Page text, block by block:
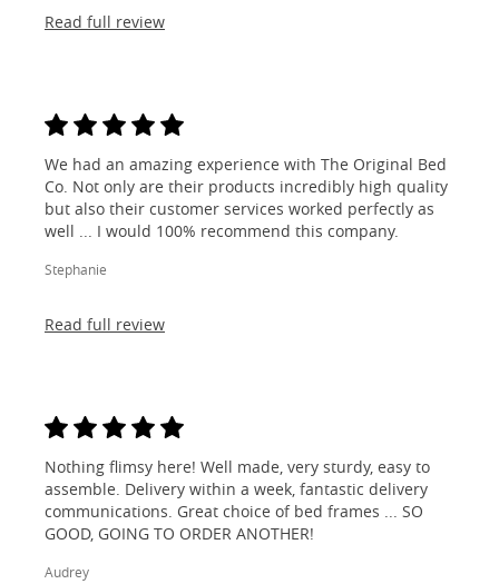
Read full review
We had an amazing experience with The Original Bed
Co. Not only are their products incredibly high quality
but also their customer services worked perfectly as
well ... I would 100% recommend this company.
Stephanie
Read full review
Nothing flimsy here! Well made, very sturdy, easy to
assemble. Delivery within a week, fantastic delivery
communications. Great choice of bed frames ... SO
GOOD, GOING TO ORDER ANOTHER!
Audrey